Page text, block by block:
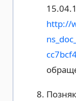
http://